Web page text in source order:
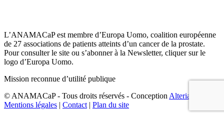
L’ANAMACaP est membre d’Europa Uomo, coalition européenne
de 27 associations de patients atteints d’un cancer de la prostate.
Pour consulter le site ou s’abonner à la Newsletter, cliquer sur le
logo d’Europa Uomo.
Mission reconnue d’utilité publique
© ANAMACaP - Tous droits réservés - ConceptionAlteriade
Mentions légales
Contact| Plan du site